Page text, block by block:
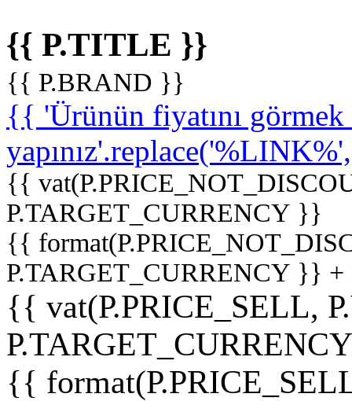
{{ P.TITLE }}
{{ P.BRAND }}
{{ 'Ürünün fiyatını
{{
P.TARGET_CURRENCY }}
{{
P.TARGET_CURRENCY }}
{{ vat(P.PRICE_SELL,
{{